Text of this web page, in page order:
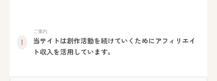
！
ご案内
当サイトは創作活動を続けていくためにアフィリエイ
ト収入を活用しています。